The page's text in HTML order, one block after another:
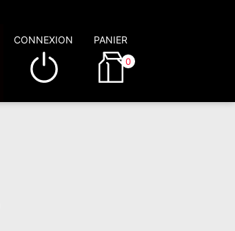
CONNEXION PANIER
0